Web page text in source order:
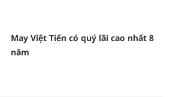
May Việt Tiến có quý lãi cao nhất 8
năm